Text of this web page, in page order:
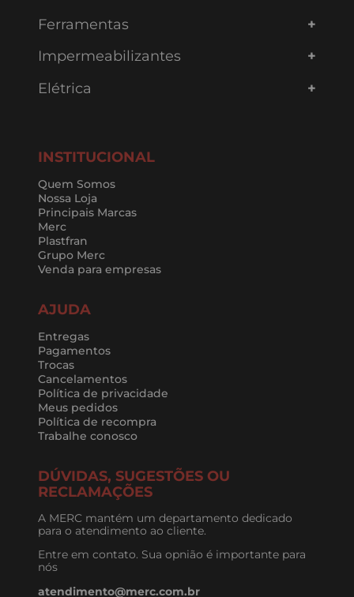
Banheiro
Cozinha e Lavanderia
Hidráulica
Ferragens
Tubos e Conexões
Ferramentas
Elétrica
INSTITUCIONAL
Quem Somos